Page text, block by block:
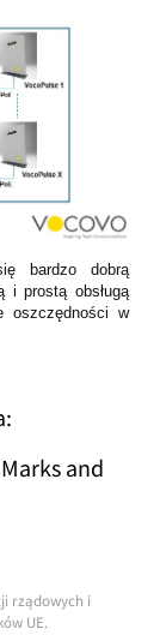
bardzo dobrą
i prostą obsługą
oszczędności w
and
rządowych i
UE.